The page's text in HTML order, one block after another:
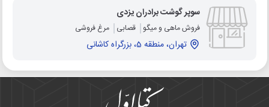
سوپر گوشت برادران یزدی
فروش ماهی و میگو قصابی مرغ فروشی
تهران، منطقه 5، بزرگراه کاشانی